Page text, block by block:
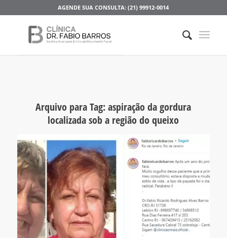
AGENDE SUA CONSULTA: (21) 99912-0014
Arquivo para Tag:aspiração da gordura
localizada sob a região do queixo